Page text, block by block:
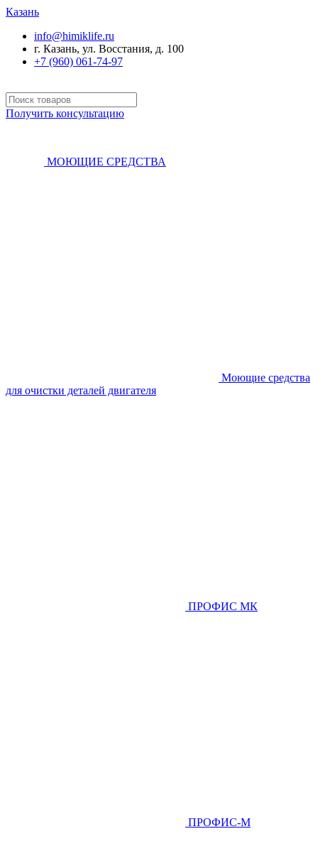
Казань
info@himiklife.ru
г. Казань, ул. Восстания, д. 100
+7 (960) 061-74-97
Получить консультацию
МОЮЩИЕ СРЕДСТВА
Моющие средства
для очистки деталей двигателя
ПРОФИС МК
ПРОФИС-М